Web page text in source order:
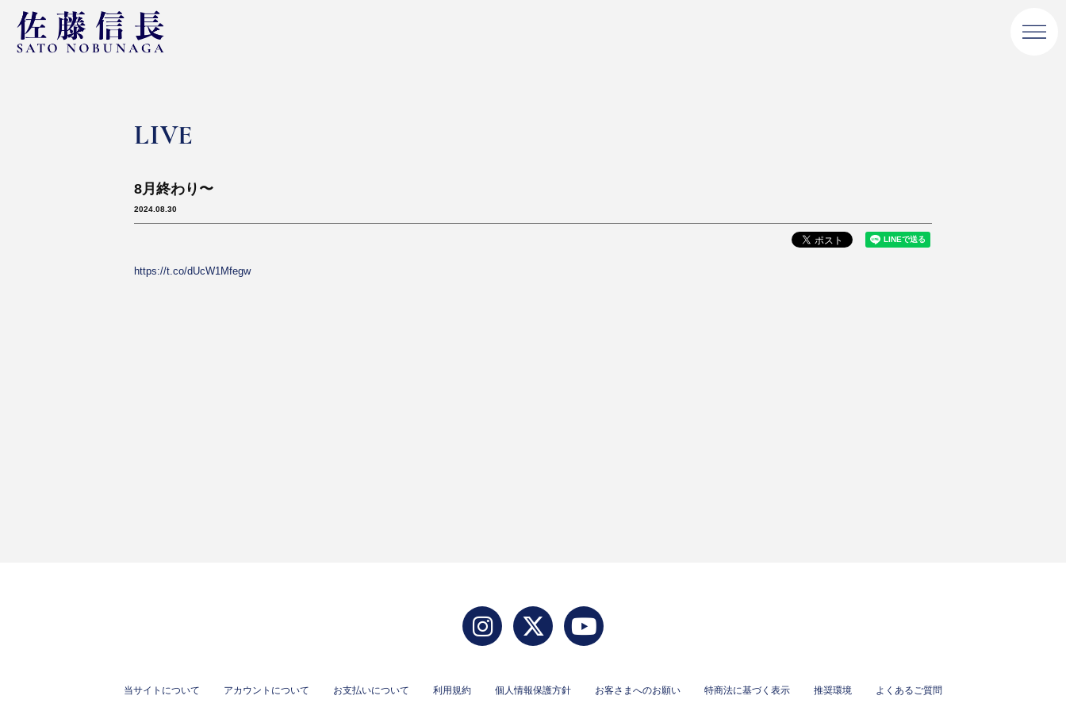
LIVE
8月終わり〜
2024.08.30
https://t.co/dUcW1Mfegw
当サイトについて アカウントについて お支払いについて 利用規約 個人情報保護方針 お客さまへのお願い 特商法に基づく表示 推奨環境 よくあるご質問